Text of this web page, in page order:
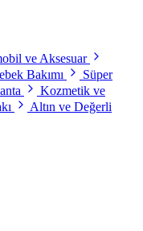
ve Aksesuar
Bakımı
Süper
Kozmetik ve
Altın ve Değerli